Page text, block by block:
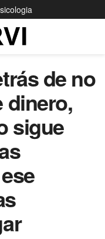
de no
dinero,
sigue